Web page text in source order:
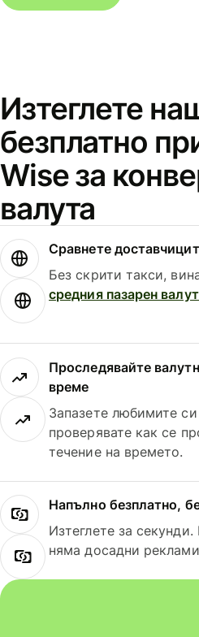
Изтеглете
безплатно
Wise за
валута
Сравнете
Без скрити такси,
средния пазарен
Проследявайте
време
Запазете любимите
проверявате как се
течение на времето.
Напълно безплатно,
Изтеглете за
няма досадни